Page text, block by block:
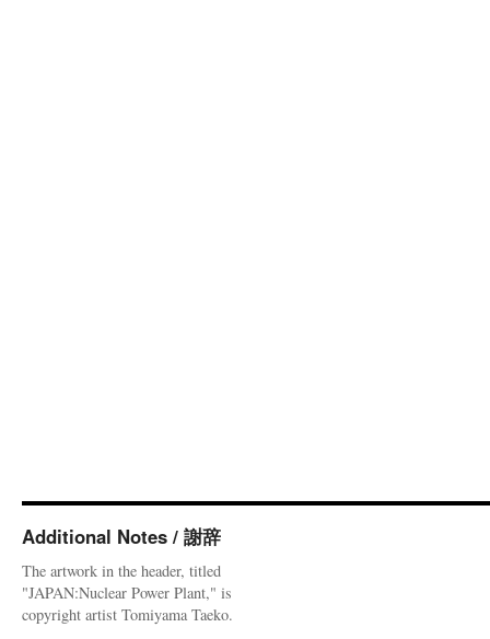
Additional Notes / 謝辞
The artwork in the header, titled
"JAPAN:Nuclear Power Plant," is
copyright artist Tomiyama Taeko.